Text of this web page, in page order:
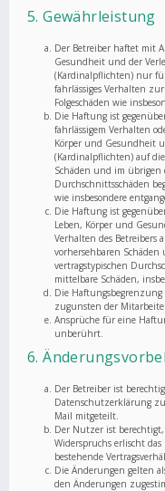
5. Gewährleistung
Der Betreiber haftet mit
Gesundheit und der
(Kardinalpflichten) nur
fahrlässiges Verhalten
Folgeschäden wie
Die Haftung ist
fahrlässigem Verhalten
Körper und Gesundheit
(Kardinalpflichten) auf
Schäden und im übrigen
Durchschnittsschäden
wie insbesondere
Die Haftung ist
Leben, Körper und
Verhalten des Betreibers
vorhersehbaren
vertragstypischen
mittelbare Schäden,
Die Haftungsbegrenzung
zugunsten der
Ansprüche für eine
unberührt.
6.
Der Betreiber ist
Datenschutzerklärung
Mail mitgeteilt.
Der Nutzer ist
Widerspruchs erlischt
bestehende
Die Änderungen gelten
den Änderungen